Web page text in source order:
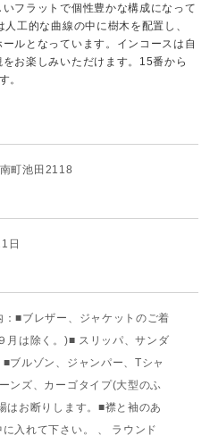
フラットで個性豊かな構成になって
工的な曲線の中に樹木を配置し、
ルとなっています。インコースは自
お楽しみいただけます。15番から
。
町池田2118
日
■ブレザー、ジャケットのご着
月は除く。)■ スリッパ、サンダ
■ブルゾン、ジャンパー、Tシャ
ンズ、カーゴタイプ(大型のふ
お断りします。 ■襟と袖のあ
入れて下さい。 、 ラウンド